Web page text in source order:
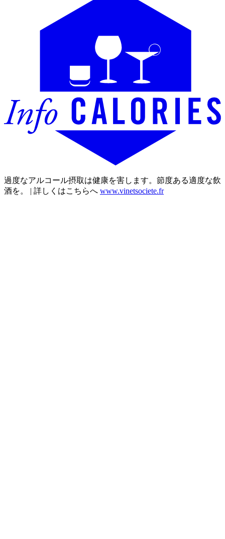
過度なアルコール摂取は健康を害します。節度ある適度な飲
酒を。 | 詳しくはこちらへ www.vinetsociete.fr